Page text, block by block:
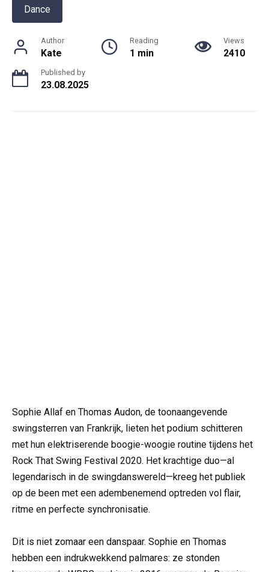
Dance
Author
Kate
Reading
1 min
Views
2410
Published by
23.08.2025
Sophie Allaf en Thomas Audon, de toonaangevende
swingsterren van Frankrijk, lieten het podium schitteren
met hun elektriserende boogie-woogie routine tijdens het
Rock That Swing Festival 2020. Het krachtige duo—al
legendarisch in de swingdanswereld—kreeg het publiek
op de been met een adembenemend optreden vol flair,
ritme en perfecte synchronisatie.
Dit is niet zomaar een danspaar. Sophie en Thomas
hebben een indrukwekkend palmares: ze stonden